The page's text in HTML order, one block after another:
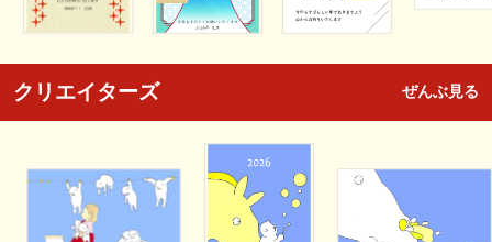
クリエイターズ ぜんぶ見る